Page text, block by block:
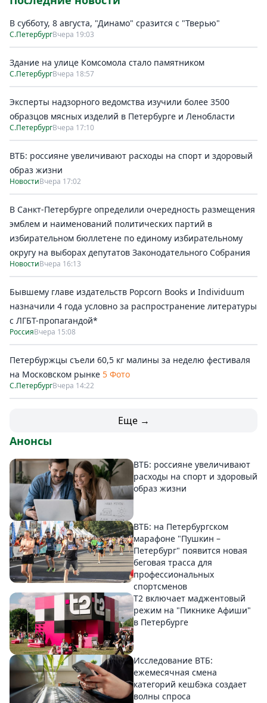
В субботу, 8 августа, "Динамо" сразится с "Тверью"
С.ПетербургВчера 19:03
Здание на улице Комсомола стало памятником
С.ПетербургВчера 18:57
Эксперты надзорного ведомства изучили более 3500
образцов мясных изделий в Петербурге и Ленобласти
С.ПетербургВчера 17:10
ВТБ: россияне увеличивают расходы на спорт и здоровый
образ жизни
НовостиВчера 17:02
В Санкт-Петербурге определили очередность размещения
эмблем и наименований политических партий в
избирательном бюллетене по единому избирательному
округу на выборах депутатов Законодательного Собрания
НовостиВчера 16:13
Бывшему главе издательств Popcorn Books и Individuum
назначили 4 года условно за распространение литературы
с ЛГБТ-пропагандой*
РоссияВчера 15:08
Петербуржцы съели 60,5 кг малины за неделю фестиваля
на Московском рынке 5 Фото
С.ПетербургВчера 14:22
Еще →
Анонсы
ВТБ: россияне увеличивают
расходы на спорт и здоровый
образ жизни
ВТБ: на Петербургском
марафоне "Пушкин –
Петербург" появится новая
беговая трасса для
профессиональных
спортсменов
Т2 включает маджентовый
режим на "Пикнике Афиши"
в Петербурге
Исследование ВТБ:
ежемесячная смена
категорий кешбэка создает
волны спроса